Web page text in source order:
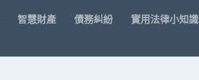
智慧財產 債務糾紛 實用法律小知識